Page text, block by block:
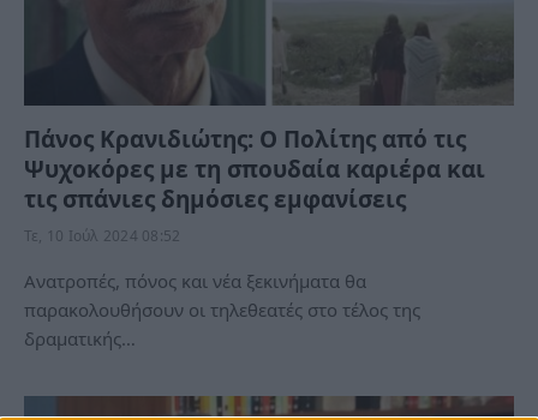
Πάνος Κρανιδιώτης: Ο Πολίτης από τις
Ψυχοκόρες με τη σπουδαία καριέρα και
τις σπάνιες δημόσιες εμφανίσεις
Τε, 10 Ιούλ 2024 08:52
Ανατροπές, πόνος και νέα ξεκινήματα θα
παρακολουθήσουν οι τηλεθεατές στο τέλος της
δραματικής…